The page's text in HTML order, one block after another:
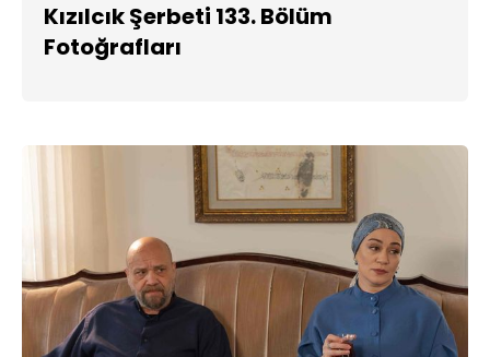
Kızılcık Şerbeti 133. Bölüm
Fotoğrafları